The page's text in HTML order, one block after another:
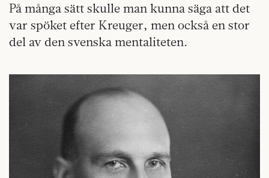
På många sätt skulle man kunna säga att det
var spöket efter Kreuger, men också en stor
del av den svenska mentaliteten.